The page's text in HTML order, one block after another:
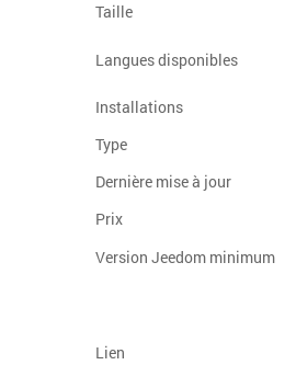
Taille
Langues disponibles
Installations
Type
Dernière mise à jour
Prix
Version Jeedom minimum
Lien